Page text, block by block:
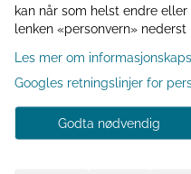
laget av 100 % bomull (144 TC)
og er utstyrt med en praktisk
glidelås. Rivièra Maison
sengetøykolleksjon er
produsert av Bedding House, en
stolt partner av Better Cotton.
Lengde 220cm Bredde: 155cm.
Vaskes på 60 grader. Bombull.
kan når som helst endre
lenken «personvern» nederst
Les mer om
Googles retningslinjer for
Godta nødvendig